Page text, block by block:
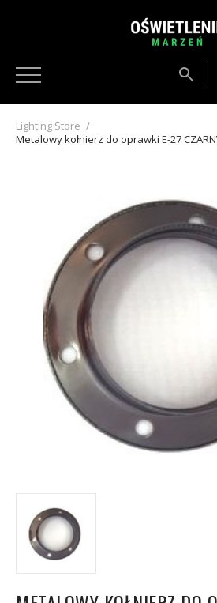
Lighting Store /
Metalowy kołnierz do oprawki E-27